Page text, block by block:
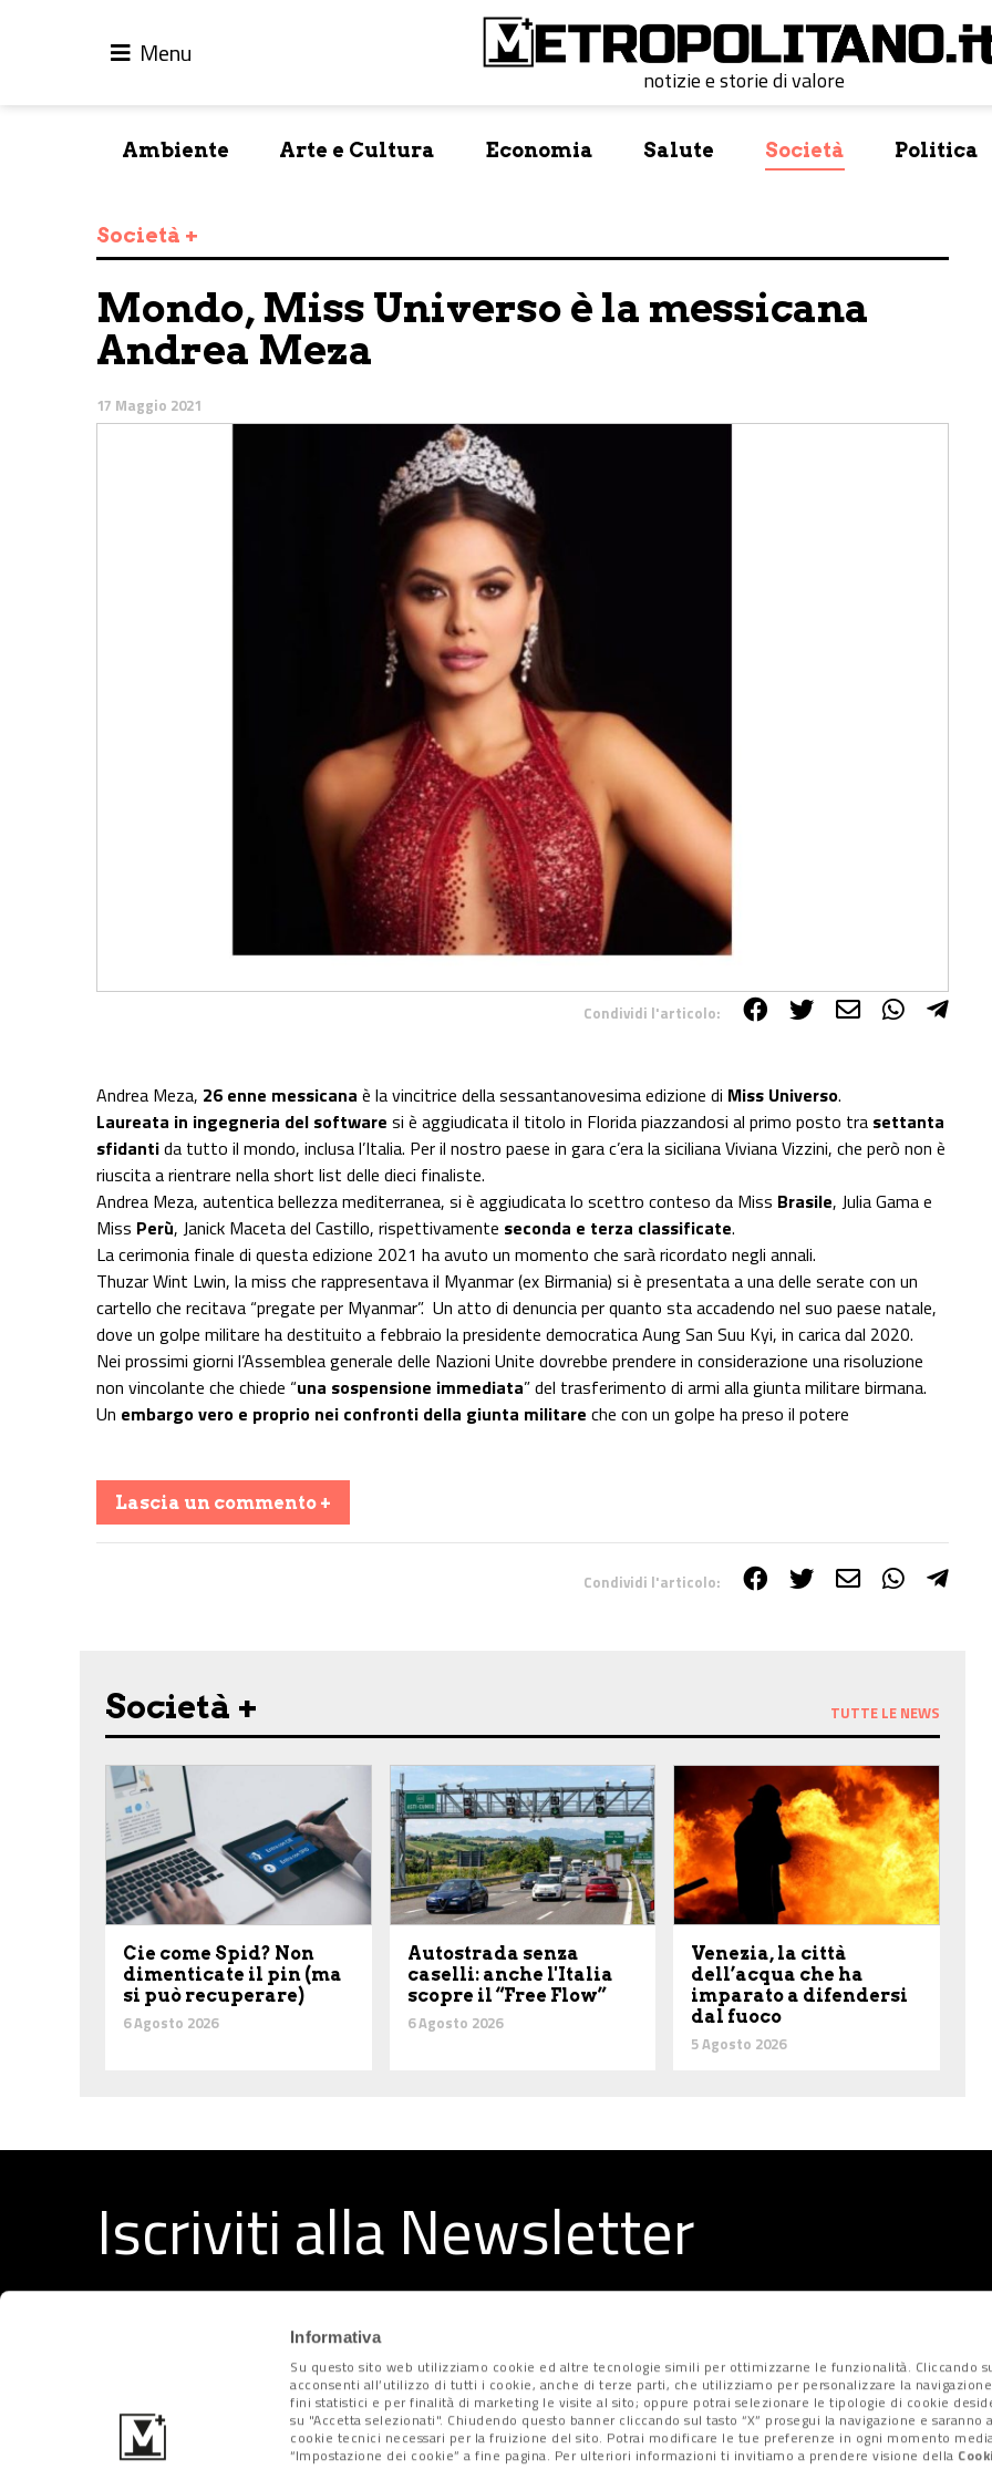
Informativa
Su questo sito web utilizziamo cookie ed altre tecnologie simili per ottimizzarne le funzionalità. Cliccando su
acconsenti all’utilizzo di tutti i cookie, anche di terze parti, che utilizziamo per personalizzare la
fini statistici e per finalità di marketing le visite al sito; oppure potrai selezionare le tipologie di cookie
su "Accetta selezionati". Chiudendo questo banner cliccando sul tasto “X” prosegui la navigazione e saranno
cookie tecnici necessari per la fruizione del sito. Potrai modificare le tue preferenze in ogni momento
“Impostazione dei cookie” a fine pagina. Per ulteriori informazioni ti invitiamo a prendere visione della
Menu
notizie e storie di valore
Ambiente Arte e Cultura Economia Salute Società Politica
Società +
Mondo, Miss Universo è la messicana
Andrea Meza
17 Maggio 2021
Condividi l'articolo:
Andrea Meza, 26 enne messicana è la vincitrice della sessantanovesima edizione di Miss Universo.
Laureata in ingegneria del software si è aggiudicata il titolo in Florida piazzandosi al primo posto tra settanta
sfidantida tutto il mondo, inclusa l’Italia. Per il nostro paese in gara c’era la siciliana Viviana Vizzini, che però non è
riuscita a rientrare nella short list delle dieci finaliste.
Andrea Meza, autentica bellezza mediterranea, si è aggiudicata lo scettro conteso da Miss Brasile, Julia Gama e
Miss Perù, Janick Maceta del Castillo, rispettivamente seconda e terza classificate.
La cerimonia finale di questa edizione 2021 ha avuto un momento che sarà ricordato negli annali.
Thuzar Wint Lwin, la miss che rappresentava il Myanmar (ex Birmania) si è presentata a una delle serate con un
cartello che recitava “pregate per Myanmar”. Un atto di denuncia per quanto sta accadendo nel suo paese natale,
dove un golpe militare ha destituito a febbraio la presidente democratica Aung San Suu Kyi, in carica dal 2020.
Nei prossimi giorni l’Assemblea generale delle Nazioni Unite dovrebbe prendere in considerazione una risoluzione
non vincolante che chiede “una sospensione immediata” del trasferimento di armi alla giunta militare birmana.
Un embargo vero e proprio nei confronti della giunta militare che con un golpe ha preso il potere
Lascia un commento +
Condividi l'articolo:
Società + TUTTE LE NEWS
Cie come Spid? Non
dimenticate il pin (ma
si può recuperare)
6 Agosto 2026
Autostrada senza
caselli: anche l'Italia
scopre il “Free Flow”
6 Agosto 2026
Venezia, la città
dell’acqua che ha
imparato a difendersi
dal fuoco
5 Agosto 2026
Iscriviti alla Newsletter
Metropolitano Privacy